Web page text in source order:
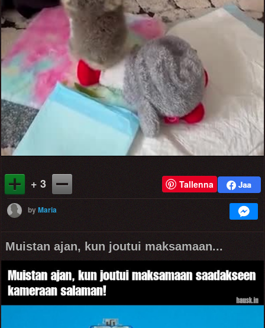
+ 3 Tallenna
byMaria
Muistan ajan, kun joutui maksamaan...